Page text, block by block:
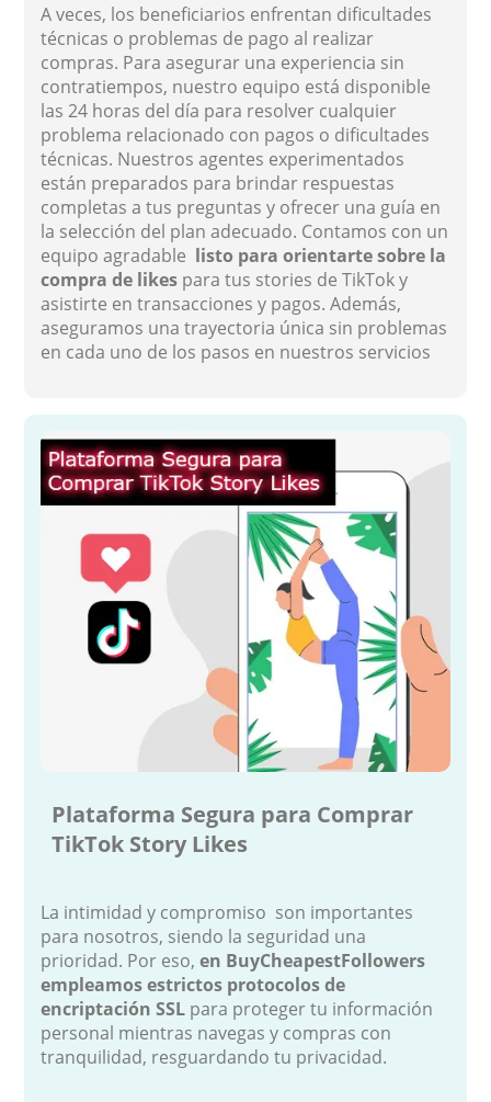
A veces, los beneficiarios enfrentan dificultades
técnicas o problemas de pago al realizar
compras. Para asegurar una experiencia sin
contratiempos, nuestro equipo está disponible
las 24 horas del día para resolver cualquier
problema relacionado con pagos o dificultades
técnicas. Nuestros agentes experimentados
están preparados para brindar respuestas
completas a tus preguntas y ofrecer una guía en
la selección del plan adecuado. Contamos con un
equipo agradable listo para orientarte sobre la
compra de likes para tus stories de TikTok y
asistirte en transacciones y pagos. Además,
aseguramos una trayectoria única sin problemas
en cada uno de los pasos en nuestros servicios
Plataforma Segura para Comprar
TikTok Story Likes
La intimidad y compromiso son importantes
para nosotros, siendo la seguridad una
prioridad. Por eso, en BuyCheapestFollowers
empleamos estrictos protocolos de
encriptación SSL para proteger tu información
personal mientras navegas y compras con
tranquilidad, resguardando tu privacidad.